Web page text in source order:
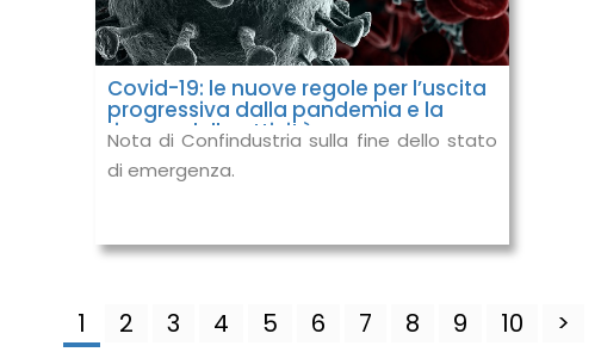
Covid-19: le nuove regole per l’uscita
progressiva dalla pandemia e la
ripresa delle attività
Nota di Confindustria sulla fine dello stato
di emergenza.
1 2 3 4 5 6 7 8 9 10 >